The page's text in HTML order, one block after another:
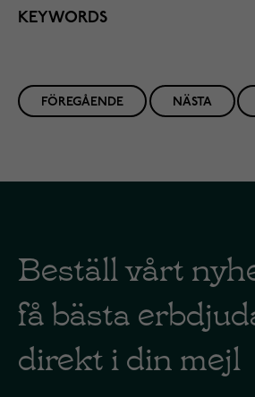
KEYWORDS
FÖREGÅENDE NÄSTA
Beställ vårt
få bästa
direkt i din mejl